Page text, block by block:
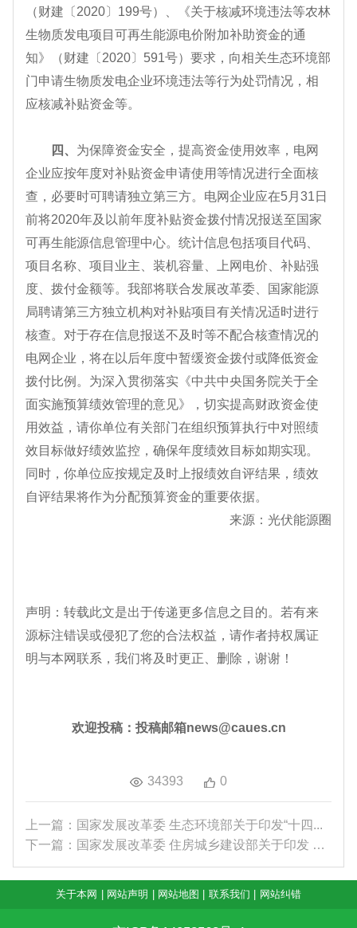
（财建〔2020〕199号）、《关于核减环境违法等农林
生物质发电项目可再生能源电价附加补助资金的通
知》（财建〔2020〕591号）要求，向相关生态环境部
门申请生物质发电企业环境违法等行为处罚情况，相
应核减补贴资金等。
四、 为保障资金安全，提高资金使用效率，电网
企业应按年度对补贴资金申请使用等情况进行全面核
查，必要时可聘请独立第三方。电网企业应在5月31日
前将2020年及以前年度补贴资金拨付情况报送至国家
可再生能源信息管理中心。统计信息包括项目代码、
项目名称、项目业主、装机容量、上网电价、补贴强
度、拨付金额等。我部将联合发展改革委、国家能源
局聘请第三方独立机构对补贴项目有关情况适时进行
核查。对于存在信息报送不及时等不配合核查情况的
电网企业，将在以后年度中暂缓资金拨付或降低资金
拨付比例。为深入贯彻落实《中共中央国务院关于全
面实施预算绩效管理的意见》，切实提高财政资金使
用效益，请你单位有关部门在组织预算执行中对照绩
效目标做好绩效监控，确保年度绩效目标如期实现。
同时，你单位应按规定及时上报绩效自评结果，绩效
自评结果将作为分配预算资金的重要依据。
来源：光伏能源圈
声明：转载此文是出于传递更多信息之目的。若有来
源标注错误或侵犯了您的合法权益，请作者持权属证
明与本网联系，我们将及时更正、删除，谢谢！
欢迎投稿：投稿邮箱news@caues.cn
34393 0
上一篇：国家发展改革委 生态环境部关于印发“十四...
下一篇：国家发展改革委 住房城乡建设部关于印发 《...
关于本网 网站声明 网站地图 联系我们 网站纠错